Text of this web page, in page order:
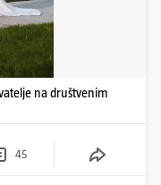
na društvenim
45